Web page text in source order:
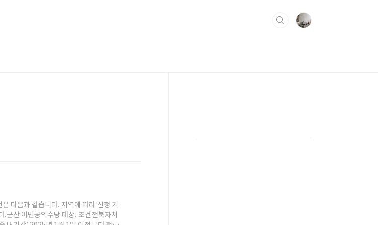
다음과 같습니다. 지역에 따라 신청 기
.군산 어민공익수당 대상, 조건전북자치